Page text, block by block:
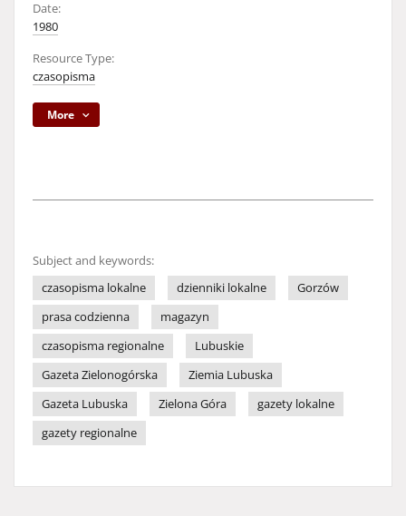
Date:
1980
Resource Type:
czasopisma
More
Subject and keywords:
czasopisma lokalne
dzienniki lokalne
Gorzów
prasa codzienna
magazyn
czasopisma regionalne
Lubuskie
Gazeta Zielonogórska
Ziemia Lubuska
Gazeta Lubuska
Zielona Góra
gazety lokalne
gazety regionalne